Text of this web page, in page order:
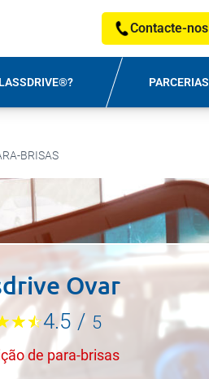
Contacte-nos
PARCERIAS
BRISAS
Ovar
4.5 / 5
de para-brisas